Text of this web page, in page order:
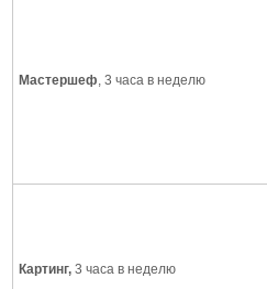
Мастершеф , 3 часа в неделю
Картинг, 3 часа в неделю